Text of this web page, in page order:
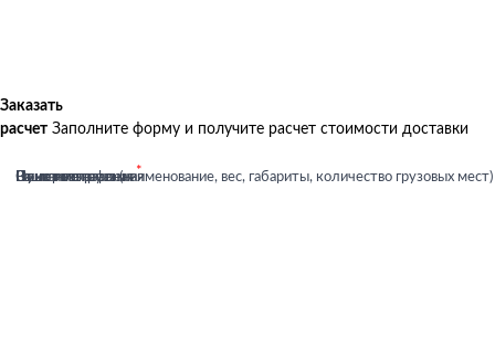
Заказать
расчет Заполните форму и получите расчет стоимости доставки
Ваше имя
Ваша почта
Номер телефона
Пункт отправления
Пункт назначения
Описание груза (наименование, вес, габариты, количество грузовых мест)